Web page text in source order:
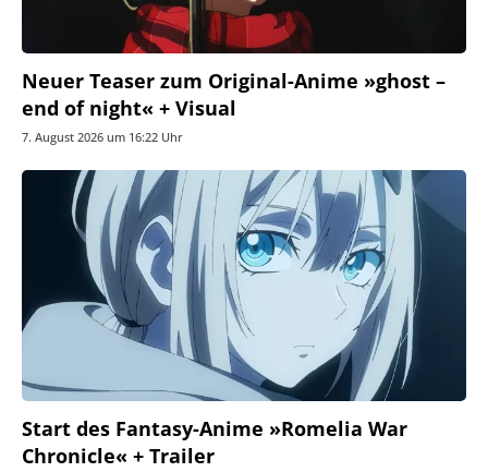
Neuer Teaser zum Original-Anime »ghost –
end of night« + Visual
7. August 2026 um 16:22 Uhr
Start des Fantasy-Anime »Romelia War
Chronicle« + Trailer